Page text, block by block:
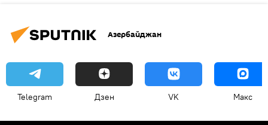
Азербайджан
Telegram Дзен VK Макс